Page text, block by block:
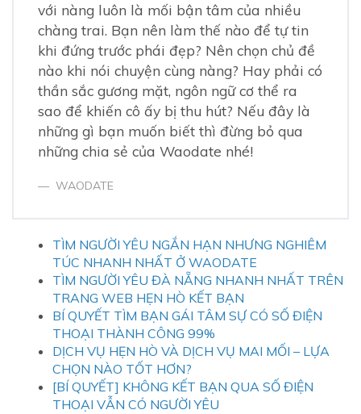
3.Cách nói chuyện với con gái để tạo được ấn tượng
tốt
Cần có sự chuẩn bị về nội dung câu chuyện
Tìm ra điểm chung giữa hai người khi trò chuyện
Biết chọn đúng đối tượng để đùa
với nàng luôn là mối bận tâm của nhiều
chàng trai. Bạn nên làm thế nào để tự tin
khi đứng trước phái đẹp? Nên chọn chủ đề
nào khi nói chuyện cùng nàng? Hay phải có
thần sắc gương mặt, ngôn ngữ cơ thể ra
sao để khiến cô ấy bị thu hút? Nếu đây là
những gì bạn muốn biết thì đừng bỏ qua
những chia sẻ của Waodate nhé!
WAODATE
TÌM NGƯỜI YÊU NGẮN HẠN NHƯNG NGHIÊM
TÚC NHANH NHẤT Ở WAODATE
TÌM NGƯỜI YÊU ĐÀ NẴNG NHANH NHẤT TRÊN
TRANG WEB HẸN HÒ KẾT BẠN
BÍ QUYẾT TÌM BẠN GÁI TÂM SỰ CÓ SỐ ĐIỆN
THOẠI THÀNH CÔNG 99%
DỊCH VỤ HẸN HÒ VÀ DỊCH VỤ MAI MỐI – LỰA
CHỌN NÀO TỐT HƠN?
[BÍ QUYẾT] KHÔNG KẾT BẠN QUA SỐ ĐIỆN
THOẠI VẪN CÓ NGƯỜI YÊU